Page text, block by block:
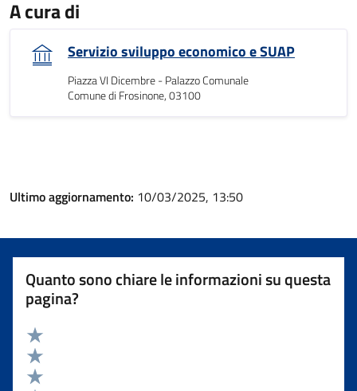
A cura di
Servizio sviluppo economico e SUAP
Piazza VI Dicembre - Palazzo Comunale
Comune di Frosinone, 03100
Ultimo aggiornamento: 10/03/2025, 13:50
Quanto sono chiare le informazioni su questa
pagina?
Valuta 5 stelle su 5
Valuta 4 stelle su 5